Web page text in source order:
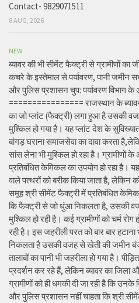
Contact- 9829071511
8 AUG, 2026
NEW
ब्यावर की भी सीमेंट फैक्ट्री से ग्रामीणों
कचरे के इस्तेमाल से पर्यावरण, पानी जमीन
और पुलिस प्रशासन चुप: पर्यावरण विभाग के
================ राजस्थान के
का जो प्लांट (फैक्ट्री) लगा हुआ है उसकी
मुश्किल हो गया है। यह प्लांट देश के
बांगड़ घराना समाजसेवा का दावा करता
सांस लेना भी मुश्किल हो रहा है। ग्रामीणों
प्रतिबंधित केमिकल का उपयोग हो रहा
वाले पत्थरों को बरीक किया जाता है,
समूह श्री सीमेंट फैक्ट्री में प्रतिबंधित
कि फैक्ट्री से जो धुंआ निकलता है, उसकी
मुश्किल हो रही है। कई ग्रामीणों को चर्म
रही है। इस जहरीली परत को बार बार
निकलता है उसकी वजह से खेती की जमीन
तालाबों का पानी भी जहरीला हो गया है।
प्रदर्शन कर रहे हैं, लेकिन ब्यावर का
ग्रामीणों को ही धमकी दी जा रही है कि
और पुलिस प्रशासन नहीं चाहता कि श्री